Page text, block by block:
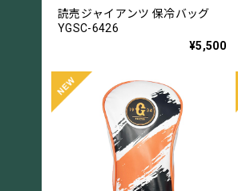
読売ジャイアンツ 保冷バッグ
YGSC-6426
¥5,500